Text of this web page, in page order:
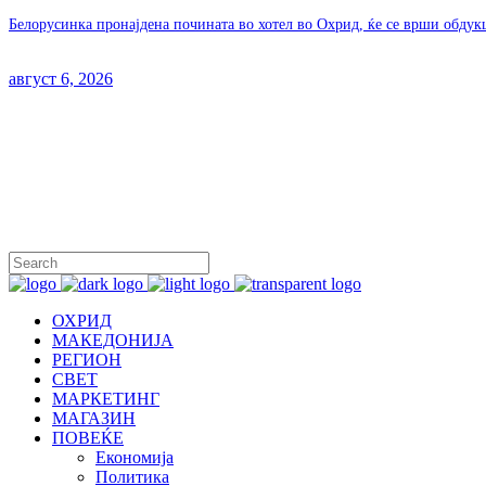
Белорусинка пронајдена почината во хотел во Охрид, ќе се врши
август 6, 2026
ОХРИД
МАКЕДОНИЈА
РЕГИОН
СВЕТ
МАРКЕТИНГ
МАГАЗИН
ПОВЕЌЕ
Економија
Политика